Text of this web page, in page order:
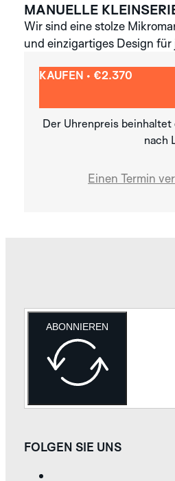
MANUELLE
Wir sind eine stolze
und einzigartiges Design für
KAUFEN • €2.370
Der Uhrenpreis
nach
Einen Termin
ABONNIEREN
FOLGEN SIE UNS